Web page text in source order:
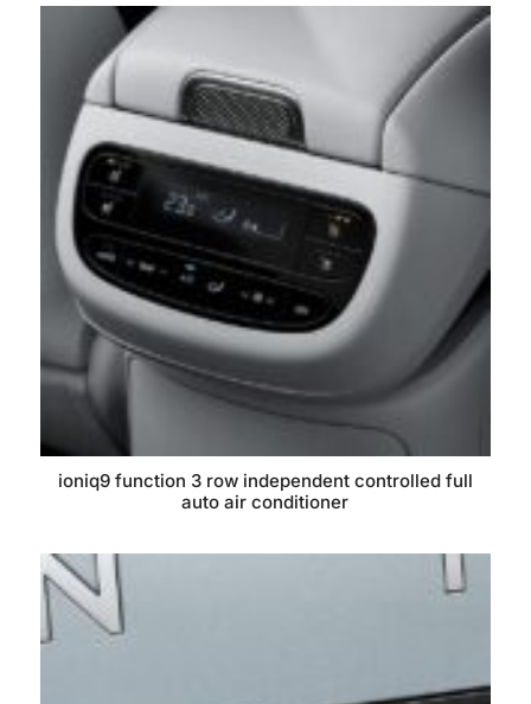
ioniq9 function 3 row independent controlled full
auto air conditioner